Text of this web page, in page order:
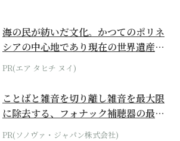
海の民が紡いだ文化。かつてのポリネ
シアの中心地であり現在の世界遺産か
らみえてくる...
PR(エア タヒチ ヌイ)
ことばと雑音を切り離し雑音を最大限
に除去する、フォナック補聴器の最上
位モデル
PR(ソノヴァ・ジャパン株式会社)